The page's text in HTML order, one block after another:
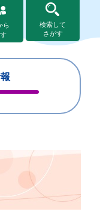
ら
検索して
さがす